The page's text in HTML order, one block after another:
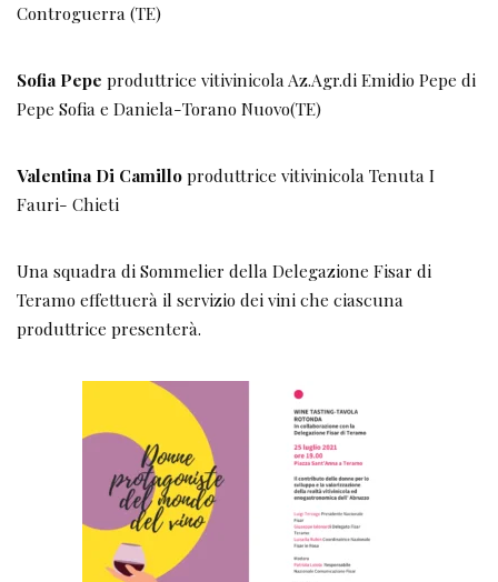
Controguerra (TE)
Sofia Pepe produttrice vitivinicola Az.Agr.di Emidio Pepe di
Pepe Sofia e Daniela-Torano Nuovo(TE)
Valentina Di Camilloproduttrice vitivinicola Tenuta I
Fauri- Chieti
Una squadra di Sommelier della Delegazione Fisar di
Teramo effettuerà il servizio dei vini che ciascuna
produttrice presenterà.